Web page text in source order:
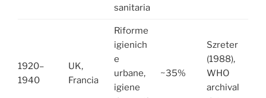
sanitaria
1920–
1940
UK,
Francia
Riforme
igienich
e
urbane,
igiene
~35%
Szreter
(1988),
WHO
archival